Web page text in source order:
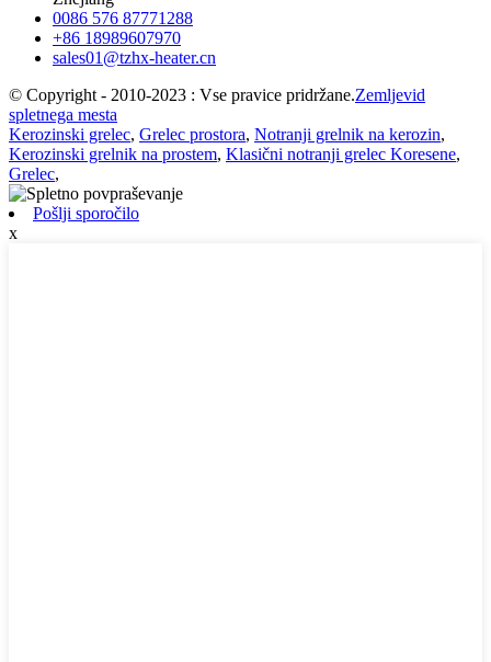
0086 576 87771288
+86 18989607970
sales01@tzhx-heater.cn
© Copyright - 2010-2023 : Vse pravice pridržane.Zemljevid
spletnega mesta
Kerozinski grelec, Grelec prostora, Notranji grelnik na kerozin,
Kerozinski grelnik na prostem, Klasični notranji grelec Koresene,
Grelec,
Pošlji sporočilo
x